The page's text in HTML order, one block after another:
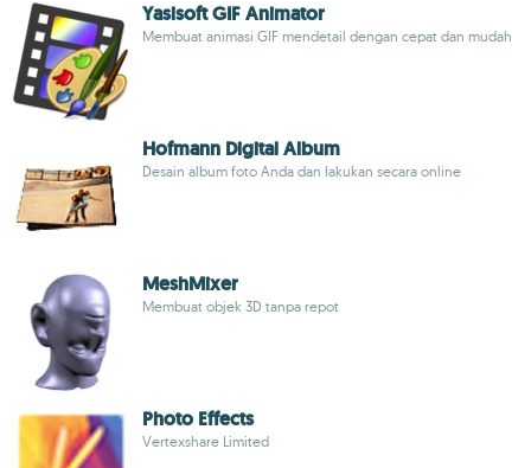
Yasisoft GIF Animator
Membuat animasi GIF mendetail dengan cepat dan mudah
Hofmann Digital Album
Desain album foto Anda dan lakukan secara online
MeshMixer
Membuat objek 3D tanpa repot
Photo Effects
Vertexshare Limited